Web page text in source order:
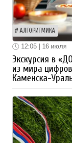
АЛГОРИТМИКА
12:05 | 16 июля
Экскурсия в
из мира
Каменска-